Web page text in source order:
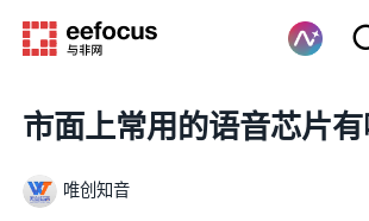
市面上常用的语音芯片
唯创知音